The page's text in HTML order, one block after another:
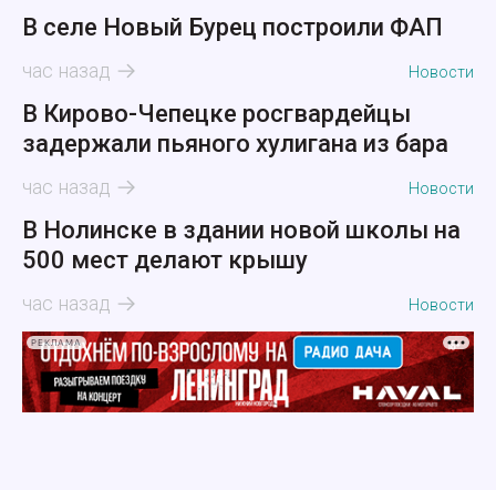
В селе Новый Бурец построили ФАП
час назад Новости
В Кирово-Чепецке росгвардейцы
задержали пьяного хулигана из бара
час назад Новости
В Нолинске в здании новой школы на
500 мест делают крышу
час назад Новости
РЕКЛАМА